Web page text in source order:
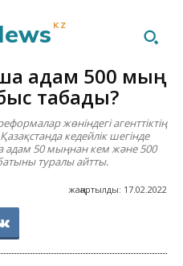
KZ
адам 500 мың
табады?
жөніндегі агенттіктің
кедейлік шегінде
адам 50 мыңнан кем және 500
туралы айтты.
жаңартылды: 17.02.2022